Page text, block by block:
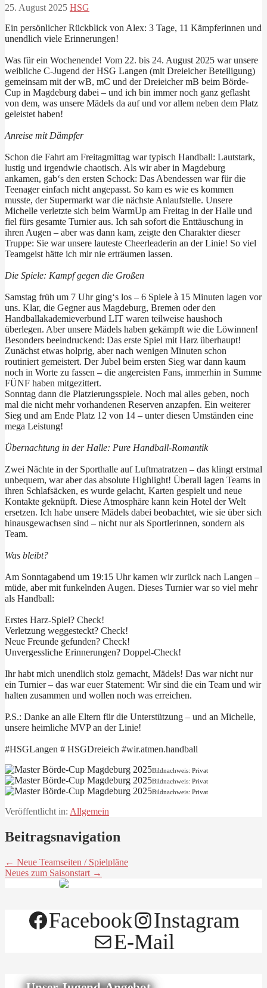
25. August 2025 HSG
Ein persönlicher Rückblick von Alex: 3 Tage, 11 Kämpferinnen und
unendlich viele Erinnerungen!
Was für ein Wochenende! Vom 22. bis 24. August 2025 war unsere
weibliche C-Jugend der HSG Langen (mit Dreieicher Beteiligung)
gemeinsam mit der wB, mC und der Dreieicher mB beim Börde-
Cup in Magdeburg dabei – und ich bin immer noch ganz geflasht
von dem, was unsere Mädels da auf und vor allem neben dem Platz
geleistet haben!
Anreise mit Dämpfer
Schon die Fahrt am Freitagmittag war typisch Handball: Lautstark,
lustig und irgendwie chaotisch. Als wir aber in Magdeburg
ankamen, gab‘s den ersten Schock: Das Abendessen war für die
Teenager einfach nicht angepasst. So kam es wie es kommen
musste, der Supermarkt war die nächste Anlaufstelle. Unsere
Michelle verletzte sich beim WarmUp am Freitag in der Halle und
fiel fürs gesamte Turnier aus. Ich sah sofort die Enttäuschung in
ihren Augen – aber was dann kam, zeigte den Charakter dieser
Truppe: Sie war unsere lauteste Cheerleaderin an der Linie! So viel
Teamgeist hätte ich mir nie erträumen lassen.
Die Spiele: Kampf gegen die Großen
Samstag früh um 7 Uhr ging‘s los – 6 Spiele à 15 Minuten lagen vor
uns. Klar, die Gegner aus Magdeburg, Bremen oder den
Handballakademieverbund LIT waren teilweise haushoch
überlegen. Aber unsere Mädels haben gekämpft wie die Löwinnen!
Besonders beeindruckend: Das erste Spiel mit Harz überhaupt!
Zunächst etwas holprig, aber nach wenigen Minuten schon
routiniert gemeistert. Der Jubel beim ersten Sieg war dann kaum
noch in Worte zu fassen – die angereisten Fans, immerhin in Summe
FÜNF haben mitgezittert.
Sonntag dann die Platzierungsspiele. Noch mal alles geben, noch
mal die nicht mehr vorhandenen Reserven anzapfen. Ein weiterer
Sieg und am Ende Platz 12 von 14 – unter diesen Umständen eine
mega Leistung!
Übernachtung in der Halle: Pure Handball-Romantik
Zwei Nächte in der Sporthalle auf Luftmatratzen – das klingt erstmal
unbequem, war aber das absolute Highlight! Überall lagen Teams in
ihren Schlafsäcken, es wurde gelacht, Karten gespielt und neue
Kontakte geknüpft. Diese Atmosphäre kann kein Hotel der Welt
ersetzen. Ich habe unsere Mädels dabei beobachtet, wie sie über sich
hinausgewachsen sind – nicht nur als Sportlerinnen, sondern als
Team.
Was bleibt?
Am Sonntagabend um 19:15 Uhr kamen wir zurück nach Langen –
müde, aber mit funkelnden Augen. Dieses Turnier war so viel mehr
als Handball:
Erstes Harz-Spiel? Check!
Verletzung weggesteckt? Check!
Neue Freunde gefunden? Check!
Unvergessliche Erinnerungen? Doppel-Check!
Ihr habt mich unendlich stolz gemacht, Mädels! Das war nicht nur
ein Turnier – das war euer Statement: Wir sind die ein Team und wir
halten zusammen und wollen noch was erreichen.
P.S.: Danke an alle Eltern für die Unterstützung – und an Michelle,
unsere heimliche MVP an der Linie!
#HSGLangen # HSGDreieich #wir.atmen.handball
Bildnachweis: Privat
Bildnachweis: Privat
Bildnachweis: Privat
Veröffentlicht in: Allgemein
Beitragsnavigation
← Neue Teamseiten / Spielpläne
Neues zum Saisonstart →
Facebook
Instagram
E-Mail